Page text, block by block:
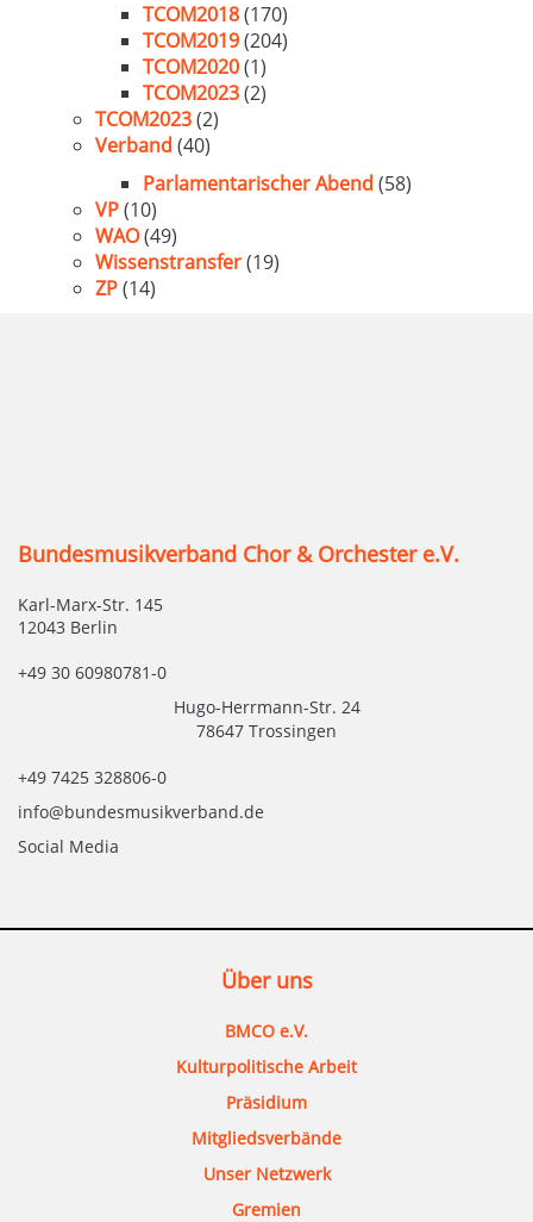
TCOM2018(170)
TCOM2019(204)
TCOM2020(1)
TCOM2023(2)
TCOM2023(2)
Verband (40)
Parlamentarischer Abend (58)
VP(10)
WAO(49)
Wissenstransfer(19)
ZP(14)
Bundesmusikverband Chor & Orchester e.V.
Karl-Marx-Str. 145
12043 Berlin
+49 30 60980781-0
Hugo-Herrmann-Str. 24
78647 Trossingen
+49 7425 328806-0
info@bundesmusikverband.de
Social Media
Über uns
BMCO e.V.
Kulturpolitische Arbeit
Präsidium
Mitgliedsverbände
Unser Netzwerk
Gremien